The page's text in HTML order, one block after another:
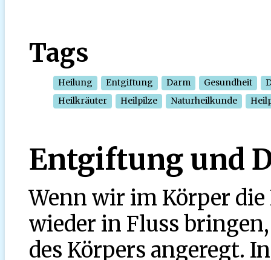
Tags
Heilung Entgiftung Darm Gesundheit
Heilkräuter
Heilpilze Naturheilkunde
Entgiftung und
Wenn wir im Körper
wieder in Fluss
des Körpers angeregt.